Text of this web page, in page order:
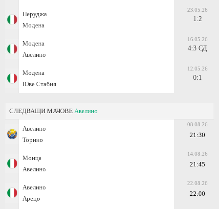
Перуджа
Модена
23.05.26
1:2
Модена
Авелино
16.05.26
4:3 СД
Модена
Юве Стабия
12.05.26
0:1
СЛЕДВАЩИ МАЧОВЕ Авелино
Авелино
Торино
08.08.26
21:30
Монца
Авелино
14.08.26
21:45
Авелино
Арецо
22.08.26
22:00